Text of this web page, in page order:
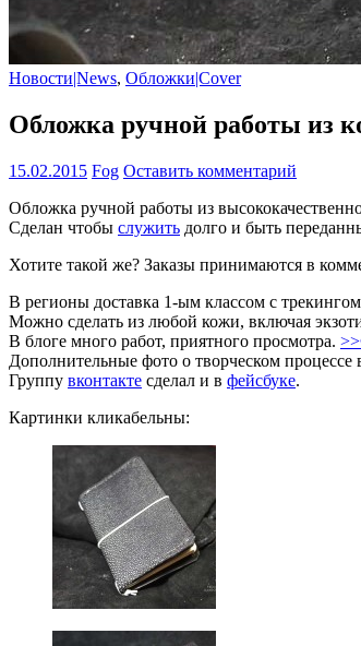
Новости|News, Обложки|Cover
Обложка ручной работы из
15.02.2015 Fog Оставить комментарий
Обложка ручной работы из
Сделан чтобы служить долго и быть
Хотите такой же? Заказы принимаются в
В регионы доставка 1-ым классом с
Можно сделать из любой кожи, включая
В блоге много работ, приятного просмотра.
Дополнительные фото о творческом процессе
Группу вконтакте сделал и в фейсбуке.
Картинки кликабельны: